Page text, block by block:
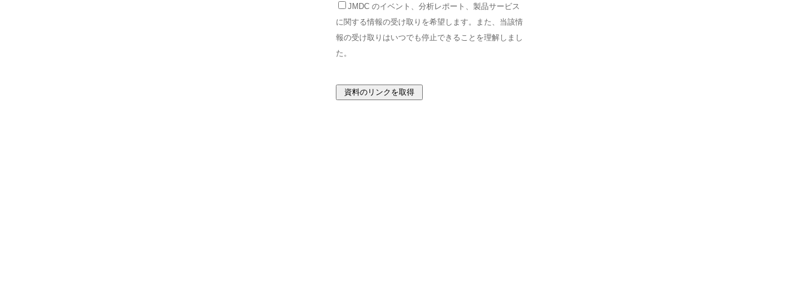
JMDC のイベント、分析レポート、製品サービス
に関する情報の受け取りを希望します。また、当該情
報の受け取りはいつでも停止できることを理解しまし
た。